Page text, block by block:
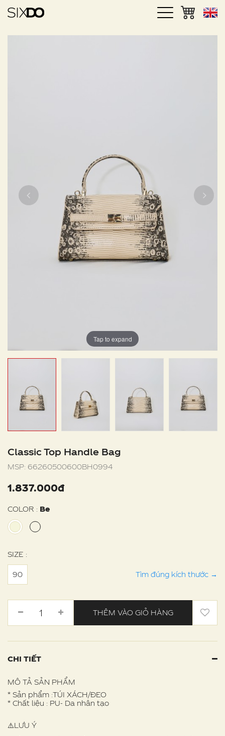
Tap to expand
Classic Top Handle Bag
MSP: 66260500600BH0994
1.837.000đ
COLOR : Be
SIZE :
90 Tìm đúng kích thước →
THÊM VÀO GIỎ HÀNG
CHI TIẾT
MÔ TẢ SẢN PHẨM
* Sản phẩm :TÚI XÁCH/ĐEO
* Chất liệu : PU- Da nhân tạo
⚠️LƯU Ý